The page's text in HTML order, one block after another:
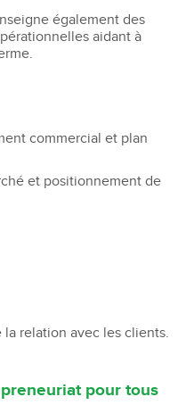
également des
aidant à
commercial et plan
et positionnement de
relation avec les clients.
pour tous